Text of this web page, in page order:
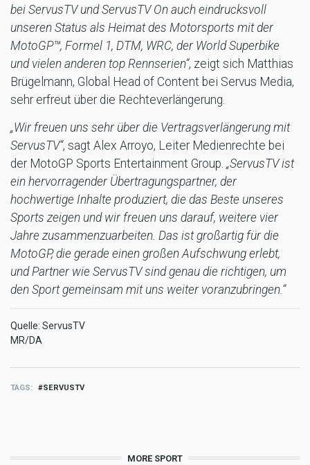
bei ServusTV und ServusTV On auch eindrucksvoll
unseren Status als Heimat des Motorsports mit der
MotoGP™, Formel 1, DTM, WRC, der World Superbike
und vielen anderen top Rennserien“, zeigt sich Matthias
Brügelmann, Global Head of Content bei Servus Media,
sehr erfreut über die Rechteverlängerung.
„Wir freuen uns sehr über die Vertragsverlängerung mit
ServusTV“, sagt Alex Arroyo, Leiter Medienrechte bei
der MotoGP Sports Entertainment Group. „ServusTV ist
ein hervorragender Übertragungspartner, der
hochwertige Inhalte produziert, die das Beste unseres
Sports zeigen und wir freuen uns darauf, weitere vier
Jahre zusammenzuarbeiten. Das ist großartig für die
MotoGP, die gerade einen großen Aufschwung erlebt,
und Partner wie ServusTV sind genau die richtigen, um
den Sport gemeinsam mit uns weiter voranzubringen.“
Quelle: ServusTV
MR/DA
TAGS SERVUSTV
MORE SPORT